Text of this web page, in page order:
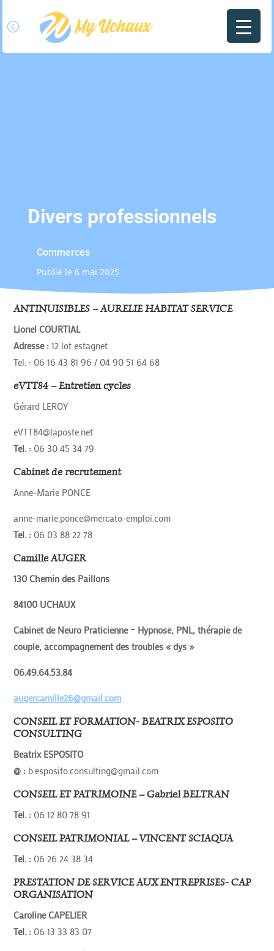
Divers professionnels
Commerces
Publié le 6 mai 2025
ANTINUISIBLES – AURELIE HABITAT SERVICE
Lionel COURTIAL
Adresse :12 lot estagnet
Tel. : 06 16 43 81 96 / 04 90 51 64 68
eVTT84 – Entretien cycles
Gérard LEROY
eVTT84@laposte.net
Tel. : 06 30 45 34 79
Cabinet de recrutement
Anne-Marie PONCE
anne-marie.ponce@mercato-emploi.com
Tel. : 06 03 88 22 78
Camille AUGER
130 Chemin des Paillons
84100 UCHAUX
Cabinet de Neuro Praticienne – Hypnose, PNL, thérapie de
couple, accompagnement des troubles « dys »
06.49.64.53.84
augercamille26@gmail.com
CONSEIL ET FORMATION- BEATRIX ESPOSITO
CONSULTING
Beatrix ESPOSITO
@ : b.esposito.consulting@gmail.com
CONSEIL ET PATRIMOINE – Gabriel BELTRAN
Tel. : 06 12 80 78 91
CONSEIL PATRIMONIAL – VINCENT SCIAQUA
Tel. : 06 26 24 38 34
PRESTATION DE SERVICE AUX ENTREPRISES- CAP
ORGANISATION
Caroline CAPELIER
Tel. : 06 13 33 83 07